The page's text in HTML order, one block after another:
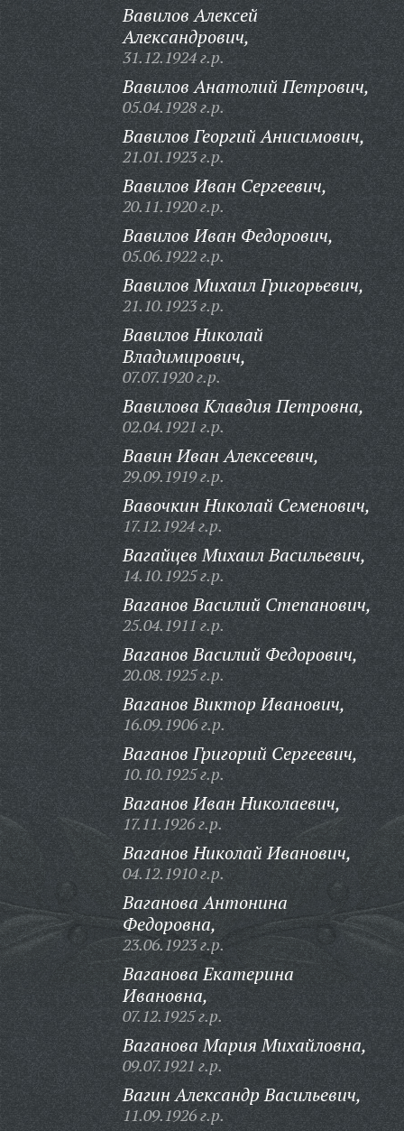
Вавилов Алексей
Александрович,
31.12.1924 г.р.
Вавилов Анатолий Петрович,
05.04.1928 г.р.
Вавилов Георгий Анисимович,
21.01.1923 г.р.
Вавилов Иван Сергеевич,
20.11.1920 г.р.
Вавилов Иван Федорович,
05.06.1922 г.р.
Вавилов Михаил Григорьевич,
21.10.1923 г.р.
Вавилов Николай
Владимирович,
07.07.1920 г.р.
Вавилова Клавдия Петровна,
02.04.1921 г.р.
Вавин Иван Алексеевич,
29.09.1919 г.р.
Вавочкин Николай Семенович,
17.12.1924 г.р.
Вагайцев Михаил Васильевич,
14.10.1925 г.р.
Ваганов Василий Степанович,
25.04.1911 г.р.
Ваганов Василий Федорович,
20.08.1925 г.р.
Ваганов Виктор Иванович,
16.09.1906 г.р.
Ваганов Григорий Сергеевич,
10.10.1925 г.р.
Ваганов Иван Николаевич,
17.11.1926 г.р.
Ваганов Николай Иванович,
04.12.1910 г.р.
Ваганова Антонина
Федоровна,
23.06.1923 г.р.
Ваганова Екатерина
Ивановна,
07.12.1925 г.р.
Ваганова Мария Михайловна,
09.07.1921 г.р.
Вагин Александр Васильевич,
11.09.1926 г.р.